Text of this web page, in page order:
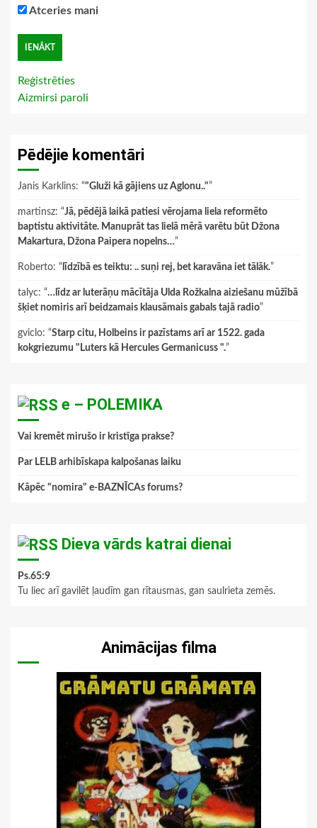
Atceries mani
Reģistrēties
Aizmirsi paroli
Pēdējie komentāri
Janis Karklins: “"Gluži kā gājiens uz Aglonu.."”
martinsz: “Jā, pēdējā laikā patiesi vērojama liela reformēto
baptistu aktivitāte. Manuprāt tas lielā mērā varētu būt Džona
Makartura, Džona Paipera nopelns…”
Roberto: “ līdzībā es teiktu: .. suņi rej, bet karavāna iet tālāk.”
talyc: “…līdz ar luterāņu mācītāja Ulda Rožkalna aiziešanu mūžībā
šķiet nomiris arī beidzamais klausāmais gabals tajā radio”
gviclo: “Starp citu, Holbeins ir pazīstams arī ar 1522. gada
kokgriezumu "Luters kā Hercules Germanicuss ".”
e – POLEMIKA
Vai kremēt mirušo ir kristīga prakse?
Par LELB arhibīskapa kalpošanas laiku
Kāpēc "nomira" e-BAZNĪCAs forums?
Dieva vārds katrai dienai
Ps.65:9
Tu liec arī gavilēt ļaudīm gan rītausmas, gan saulrieta zemēs.
Animācijas filma